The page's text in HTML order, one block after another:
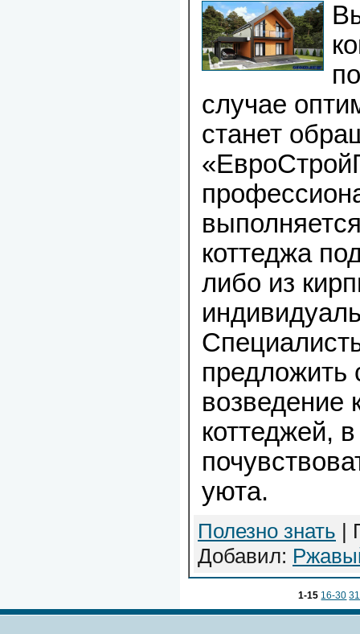
случае
станет
коттеджа
либо из
предложить
возведение
коттеджей,
уюта.
Полезно знать |
Добавил:
1-15 16-30